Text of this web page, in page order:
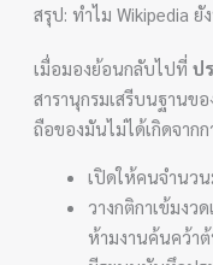
สรุป: ทำไม Wikipedia ยั
เมื่อมองย้อนกลับไปที่ป
สารานุกรมเสรีบนฐานขอ
ถือของมันไม่ได้เกิดจาก
เปิดให้คนจำนว
วางกติกาเข้มงว
ห้ามงานค้นคว้า